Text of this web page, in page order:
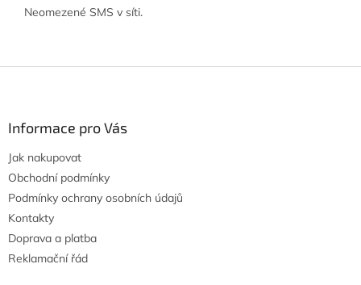
Neomezené SMS v síti.
Informace pro Vás
Jak nakupovat
Obchodní podmínky
Podmínky ochrany osobních údajů
Kontakty
Doprava a platba
Reklamační řád